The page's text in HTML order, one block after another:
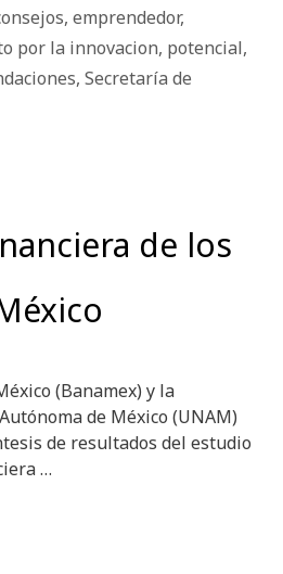
, emprendedor,
por la innovacion, potencial,
, Secretaría de
de los
(Banamex) y la
de México (UNAM)
de resultados del estudio
…